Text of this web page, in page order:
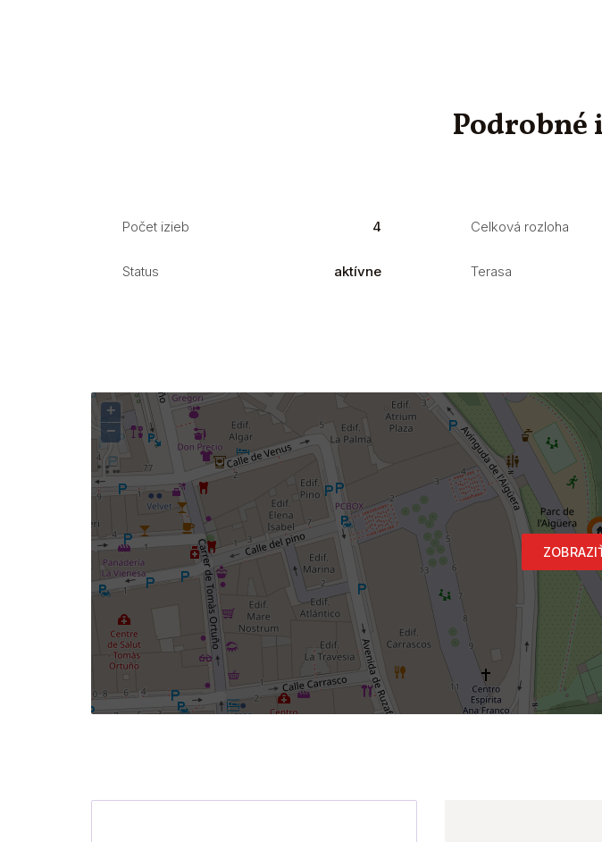
Počet izieb 4 Celková rozloha
Status aktívne Terasa
+
−